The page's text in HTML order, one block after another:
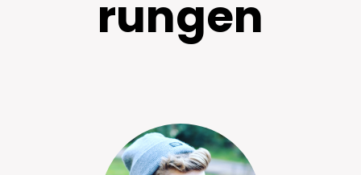
C-Jugend (U15) F2-Jugend (U8)
rungen